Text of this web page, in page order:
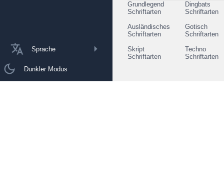
Sprache
Dunkler Modus
Grundlegend
Schriftarten
Dingbats
Schriftarten
Ausländisches
Schriftarten
Gotisch
Schriftarten
Skript
Schriftarten
Techno
Schriftarten